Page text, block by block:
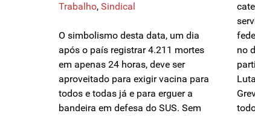
Trabalho, Sindical
O simbolismo desta data, um dia
após o país registrar 4.211 mortes
em apenas 24 horas, deve ser
aproveitado para exigir vacina para
todos e todas já e para erguer a
bandeira em defesa do SUS. Sem
no